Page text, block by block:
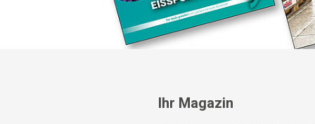
Ihr Magazin